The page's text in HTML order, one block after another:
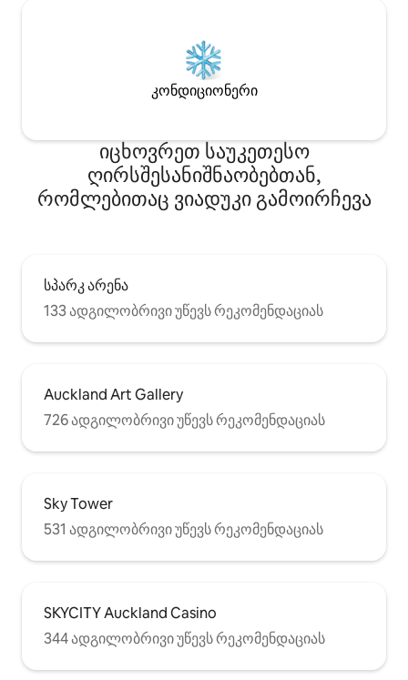
კონდიციონერი
იცხოვრეთ საუკეთესო
ღირსშესანიშნაობებთან,
რომლებითაც ვიადუკი გამოირჩევა
სპარკ არენა
133 ადგილობრივი უწევს რეკომენდაციას
Auckland Art Gallery
726 ადგილობრივი უწევს რეკომენდაციას
Sky Tower
531 ადგილობრივი უწევს რეკომენდაციას
SKYCITY Auckland Casino
344 ადგილობრივი უწევს რეკომენდაციას